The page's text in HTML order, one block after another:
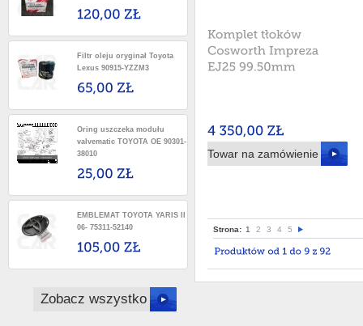
Filtr oleju oryginał Toyota
Lexus 90915-YZZM3
Oring uszczeka modułu
valvematic TOYOTA OE 90301-
38010
EMBLEMAT TOYOTA YARIS II
06- 75311-52140
Zobacz wszystko
Towar na zamówienie
Strona: 1 2 3 4 5